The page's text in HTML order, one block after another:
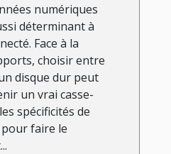
numériques
déterminant à
Face à la
choisir entre
disque dur peut
un vrai casse-
spécificités de
faire le